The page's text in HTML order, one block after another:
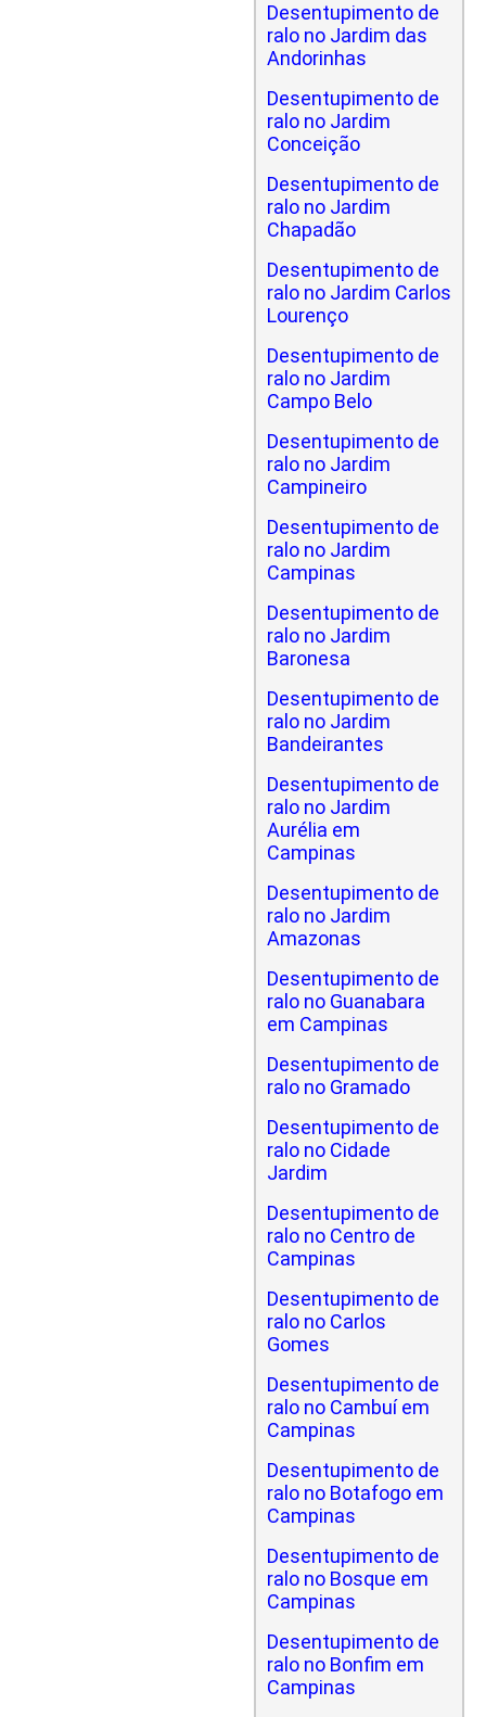
Desentupimento de
ralo no Jardim das
Andorinhas
Desentupimento de
ralo no Jardim
Conceição
Desentupimento de
ralo no Jardim
Chapadão
Desentupimento de
ralo no Jardim Carlos
Lourenço
Desentupimento de
ralo no Jardim
Campo Belo
Desentupimento de
ralo no Jardim
Campineiro
Desentupimento de
ralo no Jardim
Campinas
Desentupimento de
ralo no Jardim
Baronesa
Desentupimento de
ralo no Jardim
Bandeirantes
Desentupimento de
ralo no Jardim
Aurélia em
Campinas
Desentupimento de
ralo no Jardim
Amazonas
Desentupimento de
ralo no Guanabara
em Campinas
Desentupimento de
ralo no Gramado
Desentupimento de
ralo no Cidade
Jardim
Desentupimento de
ralo no Centro de
Campinas
Desentupimento de
ralo no Carlos
Gomes
Desentupimento de
ralo no Cambuí em
Campinas
Desentupimento de
ralo no Botafogo em
Campinas
Desentupimento de
ralo no Bosque em
Campinas
Desentupimento de
ralo no Bonfim em
Campinas